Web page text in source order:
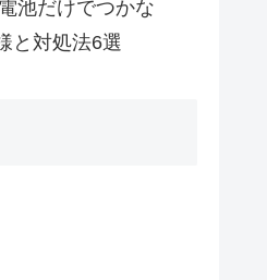
池だけでつかな
と対処法6選